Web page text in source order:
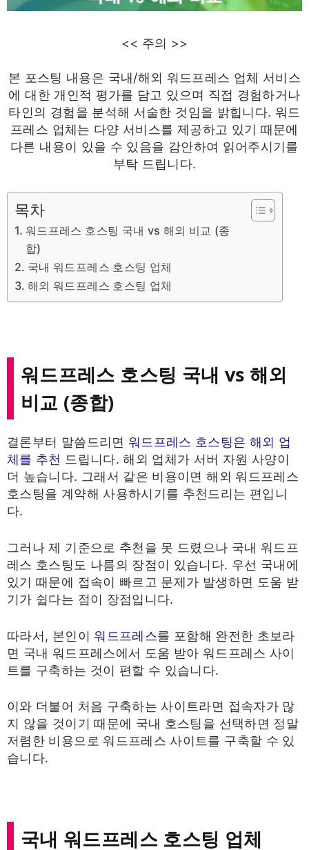
<< 주의 >>
본 포스팅 내용은 국내/해외 워드프레스 업체 서비스
에 대한 개인적 평가를 담고 있으며 직접 경험하거나
타인의 경험을 분석해 서술한 것임을 밝힙니다. 워드
프레스 업체는 다양 서비스를 제공하고 있기 때문에
다른 내용이 있을 수 있음을 감안하여 읽어주시기를
부탁 드립니다.
목차
워드프레스 호스팅 국내 vs 해외 비교 (종
합)
국내 워드프레스 호스팅 업체
해외 워드프레스 호스팅 업체
워드프레스 호스팅 국내 vs 해외
비교 (종합)
결론부터 말씀드리면 워드프레스 호스팅은 해외 업
체를 추천 드립니다. 해외 업체가 서버 자원 사양이
더 높습니다. 그래서 같은 비용이면 해외 워드프레스
호스팅을 계약해 사용하시기를 추천드리는 편입니
다.
그러나 제 기준으로 추천을 못 드렸으나 국내 워드프
레스 호스팅도 나름의 장점이 있습니다. 우선 국내에
있기 때문에 접속이 빠르고 문제가 발생하면 도움 받
기가 쉽다는 점이 장점입니다.
따라서, 본인이 워드프레스를 포함해 완전한 초보라
면 국내 워드프레스에서 도움 받아 워드프레스 사이
트를 구축하는 것이 편할 수 있습니다.
이와 더불어 처음 구축하는 사이트라면 접속자가 많
지 않을 것이기 때문에 국내 호스팅을 선택하면 정말
저렴한 비용으로 워드프레스 사이트를 구축할 수 있
습니다.
국내 워드프레스 호스팅 업체